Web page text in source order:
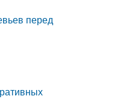
перед